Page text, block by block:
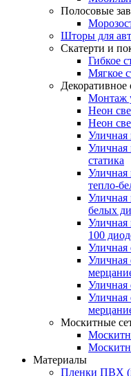
Полосовые
Шторы для
Скатерти и
Гибкое
Мягкое
Декоративное
Монтаж
Неон
Неон
Уличная
Уличная
статика
Уличная
тепло-
Уличная
белых
Уличная
100
Уличная
Уличная
Уличная
Уличная
Москитные
Материалы
Пленки ПВХ